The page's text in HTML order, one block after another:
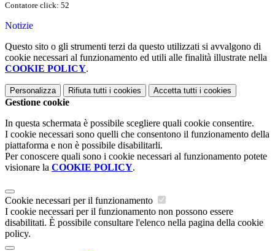
Contatore click: 52
Notizie
Questo sito o gli strumenti terzi da questo utilizzati si avvalgono di
cookie necessari al funzionamento ed utili alle finalità illustrate nella
COOKIE POLICY.
Personalizza Rifiuta tutti i cookies Accetta tutti i cookies
Gestione cookie
In questa schermata è possibile scegliere quali cookie consentire.
I cookie necessari sono quelli che consentono il funzionamento della
piattaforma e non è possibile disabilitarli.
Per conoscere quali sono i cookie necessari al funzionamento potete
visionare la COOKIE POLICY.
Cookie necessari per il funzionamento
I cookie necessari per il funzionamento non possono essere
disabilitati. È possibile consultare l'elenco nella pagina della cookie
policy.